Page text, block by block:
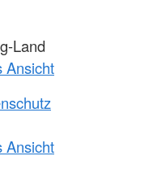
Land
Ansicht
Ansicht